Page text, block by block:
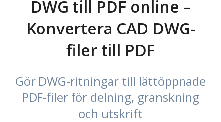
DWG till PDF online –
Konvertera CAD DWG-
filer till PDF
Gör DWG-ritningar till lättöppnade
PDF-filer för delning, granskning
och utskrift